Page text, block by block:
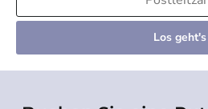
Los geht's